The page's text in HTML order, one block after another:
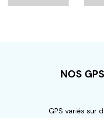
NOS
GPS variés sur